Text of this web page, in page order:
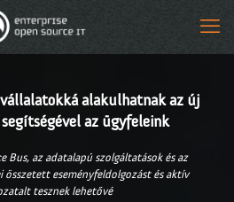
alakulhatnak az új
az ügyfeleink
Bus, az adatalapú szolgáltatások és az
összetett eseményfeldolgozást és aktív
tesznek lehetővé